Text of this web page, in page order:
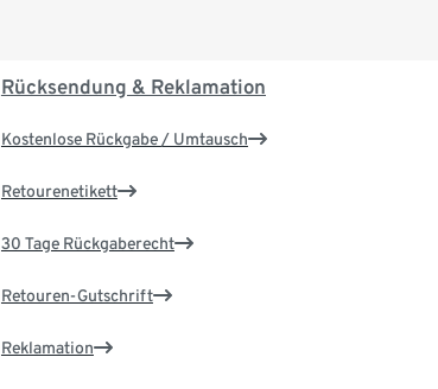
Rücksendung & Reklamation
Kostenlose Rückgabe / Umtausch
Retourenetikett
30 Tage Rückgaberecht
Retouren-Gutschrift
Reklamation